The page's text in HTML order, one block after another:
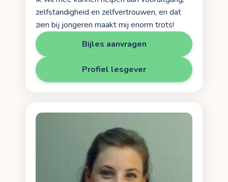
zelfstandigheid en zelfvertrouwen, en dat
zien bij jongeren maakt mij enorm trots!
Bijles aanvragen
Profiel lesgever